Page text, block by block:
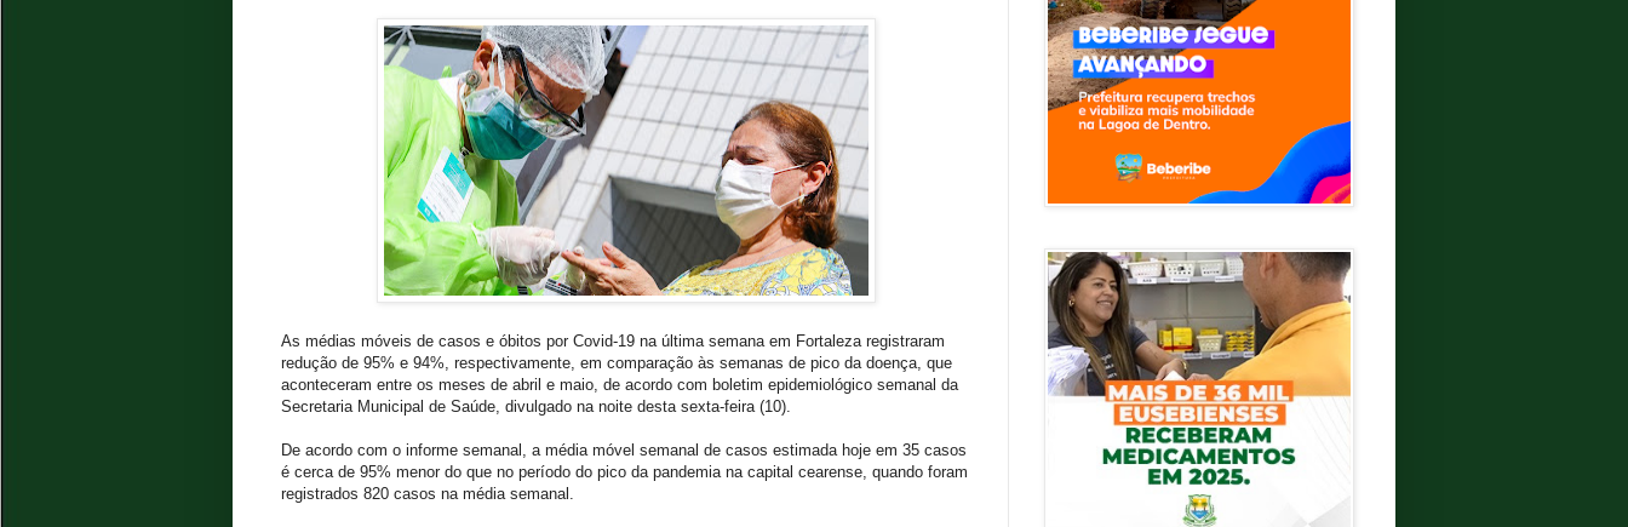
As médias móveis de casos e óbitos por Covid-19 na última semana em Fortaleza registraram
redução de 95% e 94%, respectivamente, em comparação às semanas de pico da doença, que
aconteceram entre os meses de abril e maio, de acordo com boletim epidemiológico semanal da
Secretaria Municipal de Saúde, divulgado na noite desta sexta-feira (10).
De acordo com o informe semanal, a média móvel semanal de casos estimada hoje em 35 casos
é cerca de 95% menor do que no período do pico da pandemia na capital cearense, quando foram
registrados 820 casos na média semanal.